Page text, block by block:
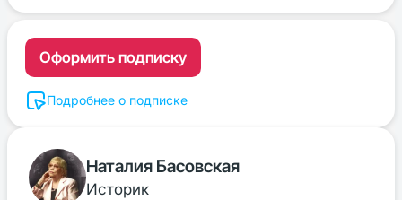
Оформить подписку
Подробнее о подписке
Наталия Басовская
Историк